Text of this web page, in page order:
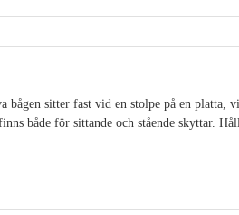
sitter fast vid en stolpe på en platta,
både för sittande och stående skyttar.